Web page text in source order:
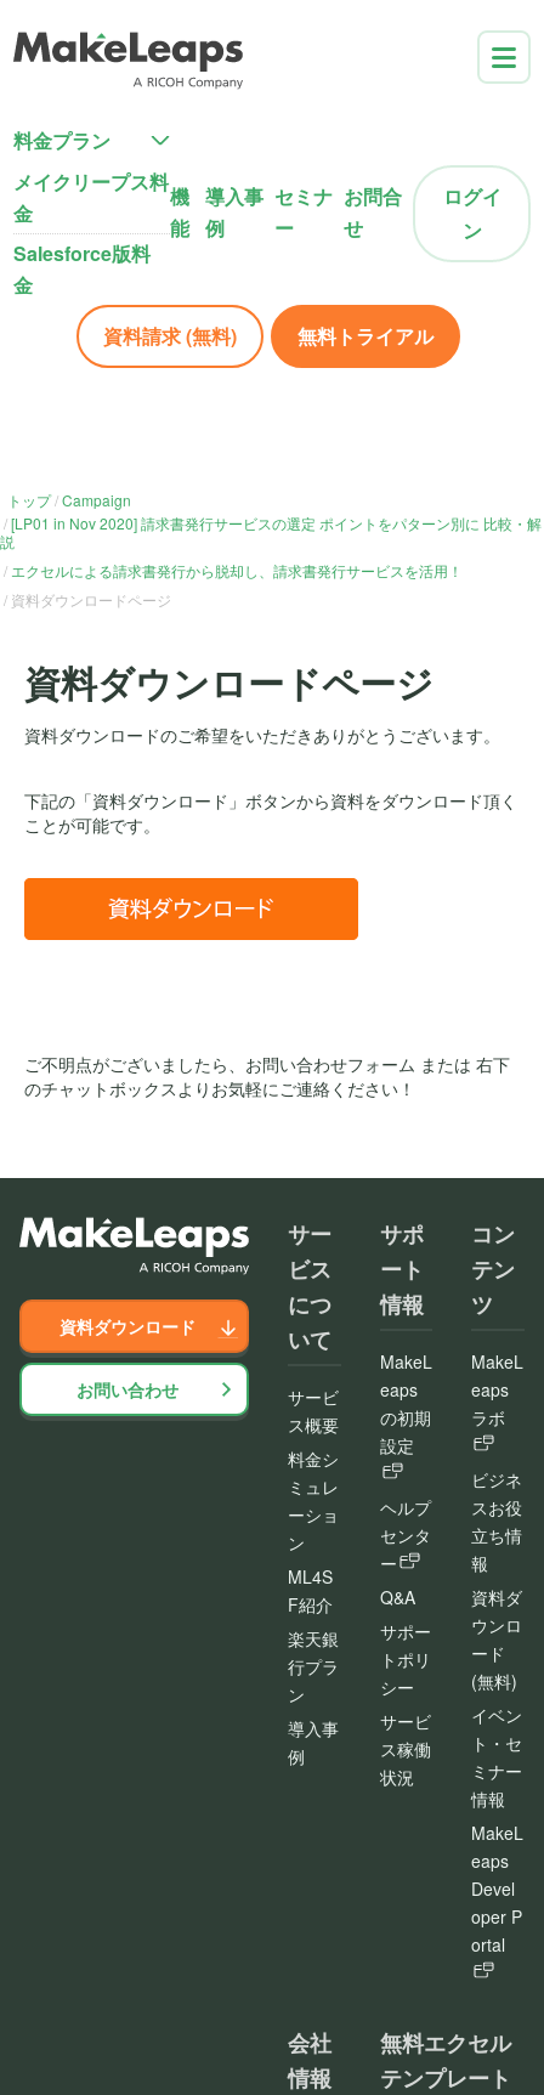
料金プラン
メイクリープス料
金
Salesforce版料
金
機
能
導入事
例
セミナ
ー
お問合
せ
ログイ
ン
資料請求 (無料) 無料トライアル
トップ Campaign
[LP01 in Nov 2020] 請求書発行サービスの選定 ポイントをパターン別に 比較・解
説
エクセルによる請求書発行から脱却し、請求書発行サービスを活用！
資料ダウンロードページ
資料ダウンロードページ
資料ダウンロードのご希望をいただきありがとうございます。
下記の「資料ダウンロード」ボタンから資料をダウンロード頂く
ことが可能です。
ご不明点がございましたら、お問い合わせフォーム または 右下
のチャットボックスよりお気軽にご連絡ください！
資料ダウンロード
お問い合わせ
サー
ビス
につ
いて
サービ
ス概要
料金シ
ミュレ
ーショ
ン
ML4S
F紹介
楽天銀
行プラ
ン
導入事
例
サポ
ート
情報
MakeL
eaps
の初期
設定
ヘルプ
センタ
ー
Q&A
サポー
トポリ
シー
サービ
ス稼働
状況
コン
テン
ツ
MakeL
eaps
ラボ
ビジネ
スお役
立ち情
報
資料ダ
ウンロ
ード
(無料)
イベン
ト・セ
ミナー
情報
MakeL
eaps
Devel
oper P
ortal
会社
情報
無料エクセル
テンプレート